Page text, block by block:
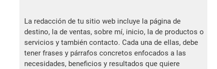
La redacción de tu sitio web incluye la página de
destino, la de ventas, sobre mí, inicio, la de productos o
servicios y también contacto. Cada una de ellas, debe
tener frases y párrafos concretos enfocados a las
necesidades, beneficios y resultados que quiere